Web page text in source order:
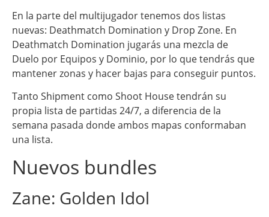
En la parte del multijugador tenemos dos listas
nuevas: Deathmatch Domination y Drop Zone. En
Deathmatch Domination jugarás una mezcla de
Duelo por Equipos y Dominio, por lo que tendrás que
mantener zonas y hacer bajas para conseguir puntos.
Tanto Shipment como Shoot House tendrán su
propia lista de partidas 24/7, a diferencia de la
semana pasada donde ambos mapas conformaban
una lista.
Nuevos bundles
Zane: Golden Idol